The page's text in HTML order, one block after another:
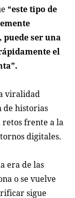
“este tipo de
ser una
el
viralidad
de historias
frente a la
digitales.
era de las
o se vuelve
sigue